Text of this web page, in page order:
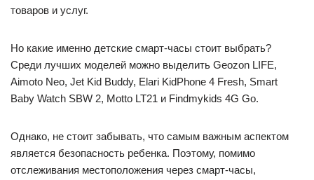
товаров и услуг.
Но какие именно детские смарт-часы стоит выбрать?
Среди лучших моделей можно выделить Geozon LIFE,
Aimoto Neo, Jet Kid Buddy, Elari KidPhone 4 Fresh, Smart
Baby Watch SBW 2, Motto LT21 и Findmykids 4G Go.
Однако, не стоит забывать, что самым важным аспектом
является безопасность ребенка. Поэтому, помимо
отслеживания местоположения через смарт-часы,